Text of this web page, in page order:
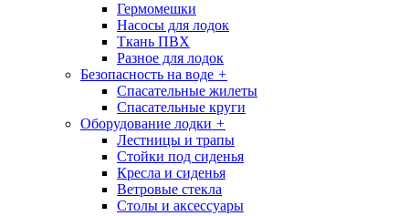
Гермомешки
Насосы для лодок
Ткань ПВХ
Разное для лодок
Безопасность на воде +
Спасательные жилеты
Спасательные круги
Оборудование лодки +
Лестницы и трапы
Стойки под сиденья
Кресла и сиденья
Ветровые стекла
Столы и аксессуары